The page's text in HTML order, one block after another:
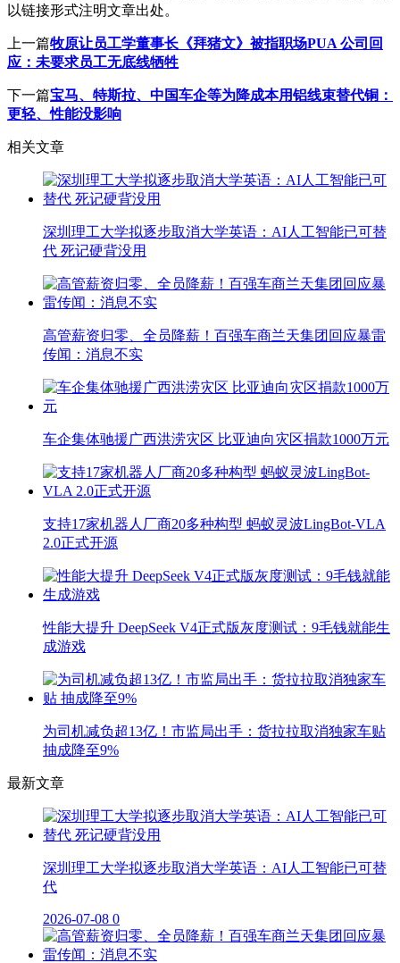
以链接形式注明文章出处。
上一篇牧原让员工学董事长《拜猪文》被指职场PUA 公司回
应：未要求员工无底线牺牲
下一篇宝马、特斯拉、中国车企等为降成本用铝线束替代铜：
更轻、性能没影响
相关文章
深圳理工大学拟逐步取消大学英语：AI人工智能已可替
代 死记硬背没用
高管薪资归零、全员降薪！百强车商兰天集团回应暴雷
传闻：消息不实
车企集体驰援广西洪涝灾区 比亚迪向灾区捐款1000万元
支持17家机器人厂商20多种构型 蚂蚁灵波LingBot-VLA
2.0正式开源
性能大提升 DeepSeek V4正式版灰度测试：9毛钱就能生
成游戏
为司机减负超13亿！市监局出手：货拉拉取消独家车贴
抽成降至9%
最新文章
深圳理工大学拟逐步取消大学英语：AI人工智能已可替
代
2026-07-08 0